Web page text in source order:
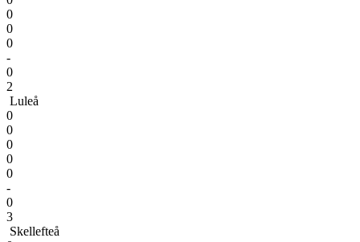
0
0
0
-
0
2
Luleå
0
0
0
0
0
-
0
3
Skellefteå